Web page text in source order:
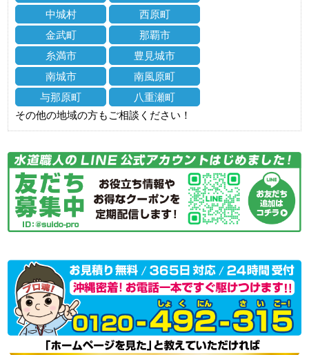
中城村
西原町
金武町
那覇市
糸満市
豊見城市
南城市
南風原町
与那原町
八重瀬町
その他の地域の方もご相談ください！